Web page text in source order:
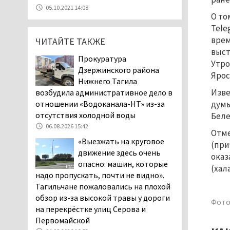
О
Екатеринбург подвергся
атаке БПЛА, восемь из
них были сбиты, три
центра
07.08.2026 11:28
Тагильские спасатели
помогли заблудившемуся
в лесу мужчине найти
дорогу домой
Прокуратура
Дзержинского района
Нижнего Тагила
возбудила административное дело в
отношении «Водоканала-НТ» из-за
отсутствия холодной воды
06.08.2026 15:42
05.10.2021 14:08
ЧИТАЙТЕ ТАКЖЕ
Прокуратура
Дзержинского района
Нижнего Тагила
возбудила административное дело в
отношении «Водоканала-НТ» из-за
отсутствия холодной воды
06.08.2026 15:42
«Выезжать на круговое
движение здесь очень
опасно: машин, которые
надо пропускать, почти не видно».
Тагильчане пожаловались на плохой
обзор из-за высокой травы у дороги
на перекрёстке улиц Серова и
Первомайской